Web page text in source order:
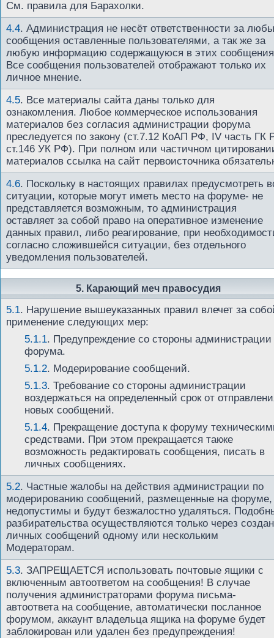
См. правила для Барахолки.
4.4. Администрация не несёт ответственности за
сообщения оставленные пользователями, а так же за
любую информацию содержащуюся в этих
Все сообщения пользователей отображают только их
личное мнение.
4.5. Все материалы сайта даны только для
ознакомления. Любое коммерческое использования
материалов без согласия администрации форума
преследуется по закону (ст.7.12 КоАП РФ, IV часть ГК
ст.146 УК РФ). При полном или частичном
материалов ссылка на сайт первоисточника
4.6. Поскольку в настоящих правилах предусмотреть
ситуации, которые могут иметь место на форуме- не
представляется возможным, то администрация
оставляет за собой право на оперативное изменение
данных правил, либо реагирование, при
согласно сложившейся ситуации, без отдельного
уведомления пользователей.
5. Карающий меч правосудия
5.1. Нарушение вышеуказанных правил влечет за
применение следующих мер:
5.1.1. Предупреждение со стороны администрации
форума.
5.1.2. Модерирование сообщений.
5.1.3. Требование со стороны администрации
воздержаться на определенный срок от
новых сообщений.
5.1.4. Прекращение доступа к форуму
средствами. При этом прекращается также
возможность редактировать сообщения, писать в
личных сообщениях.
5.2. Частные жалобы на действия администрации по
модерированию сообщений, размещенные на форуме,
недопустимы и будут безжалостно удаляться.
разбирательства осуществляются только через
личных сообщений одному или нескольким
Модераторам.
5.3. ЗАПРЕЩАЕТСЯ использовать почтовые ящики с
включенным автоответом на сообщения! В случае
получения администраторами форума письма-
автоответа на сообщение, автоматически посланное
форумом, аккаунт владельца ящика на форуме будет
заблокирован или удален без предупреждения!